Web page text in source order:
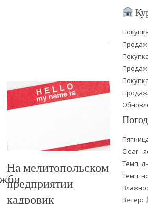
На мелитопольском
предприятии
кадровик
i
t
e
r
Clear -
Темп.
Темп.
Ветер: